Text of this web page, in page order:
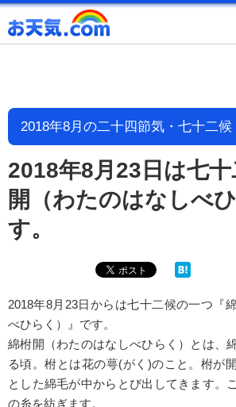
2018年8月の二十四節気・七十二
2018年8月23日は七
開（わたのはなしべ
す。
2018年8月23日からは七十二候の一つ『
べひらく）』です。
綿柎開（わたのはなしべひらく）とは、
る頃。柎とは花の萼(がく)のこと。柎が
とした綿毛が中からとび出してきます。
の糸を紡ぎます。